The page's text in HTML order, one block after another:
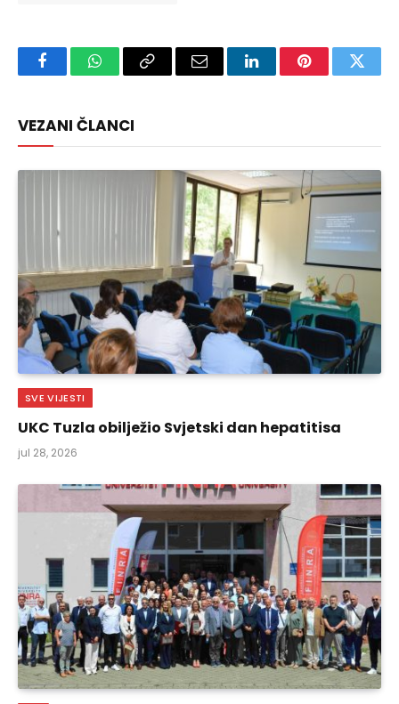
FacebookWhatsAppCopy
Email LinkedInPinterest
VEZANI ČLANCI
SVE VIJESTI
UKC Tuzla obilježio Svjetski dan hepatitisa
jul 28, 2026